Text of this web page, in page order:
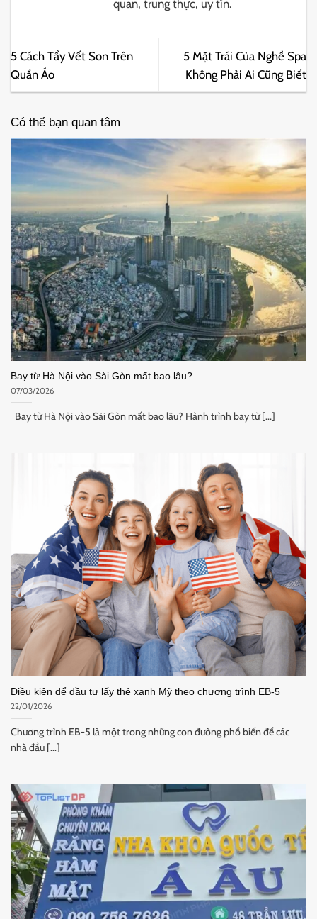
quan, trung thực, uy tín.
5 Cách Tẩy Vết Son Trên
Quần Áo
5 Mặt Trái Của Nghề Spa
Không Phải Ai Cũng Biết
Có thể bạn quan tâm
Bay từ Hà Nội vào Sài Gòn mất bao lâu?
07/03/2026
Bay từ Hà Nội vào Sài Gòn mất bao lâu? Hành trình bay từ [...]
Điều kiện để đầu tư lấy thẻ xanh Mỹ theo chương trình EB-5
22/01/2026
Chương trình EB-5 là một trong những con đường phổ biến để các
nhà đầu [...]